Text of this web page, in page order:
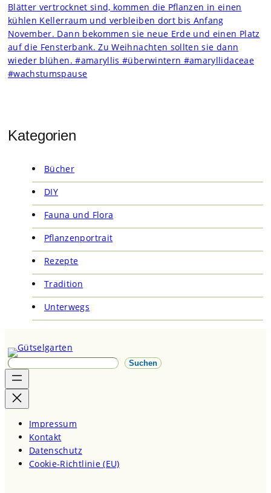
Kategorien
Bücher
DIY
Fauna und Flora
Pflanzenportrait
Rezepte
Tradition
Unterwegs
S
u
c
h
Suchen
Impressum
Kontakt
Datenschutz
Cookie-Richtlinie (EU)